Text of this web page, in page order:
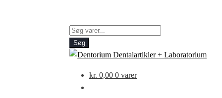
Products
search
Søg
kr. 0,00 0 varer